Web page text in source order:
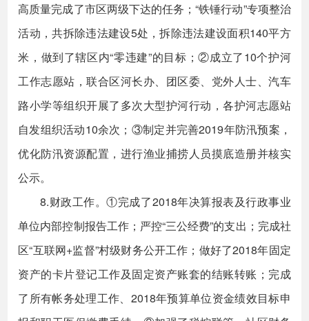
高质量完成了市区两级下达的任务；“铁锤行动”专项整治
活动，共拆除违法建设5处，拆除违法建设面积140平方
米，做到了辖区内“零违建”的目标；②成立了10个护河
工作志愿站，联合区河长办、团区委、党外人士、汽车
路小学等组织开展了多次大型护河行动，各护河志愿站
自发组织活动10余次；③制定并完善2019年防汛预案，
优化防汛资源配置，进行渔业捕捞人员摸底造册并核实
公示。
8.财政工作。①完成了2018年决算报表及行政事业
单位内部控制报告工作；严控“三公经费”的支出；完成社
区“互联网+监督”村级财务公开工作；做好了2018年固定
资产的卡片登记工作及固定资产账套的结账转账；完成
了所有帐务处理工作、2018年预算单位资金绩效目标申